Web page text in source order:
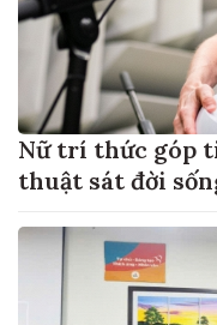
Nữ trí thức góp
thuật sát đời